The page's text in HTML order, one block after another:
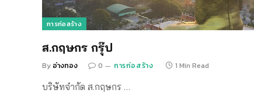
การก่อสร้าง
ส.กฤษกร กรุ๊ป
By อ่างทอง 0 การก่อสร้าง 1 Min Read
บริษัทจำกัด ส.กฤษกร …